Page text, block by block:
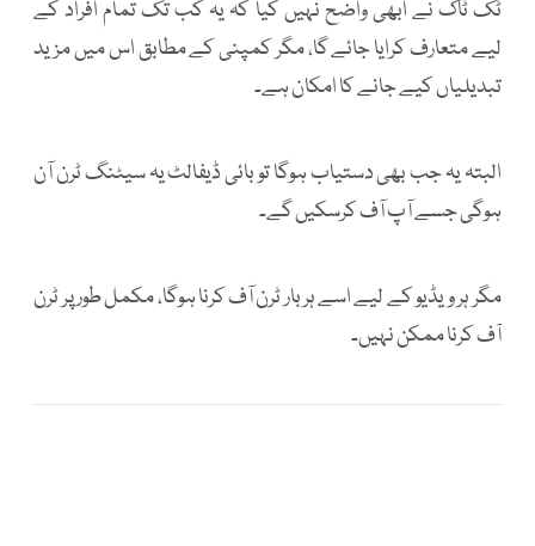
ٹک ٹاک نے ابھی واضح نہیں کیا کہ یہ کب تک تمام افراد کے
لیے متعارف کرایا جائے گا، مگر کمپنی کے مطابق اس میں مزید
تبدیلیاں کیے جانے کا امکان ہے۔
البتہ یہ جب بھی دستیاب ہوگا تو بائی ڈیفالٹ یہ سیٹنگ ٹرن آن
ہوگی جسے آپ آف کرسکیں گے۔
مگر ہر ویڈیو کے لیے اسے ہر بار ٹرن آف کرنا ہوگا، مکمل طور پر ٹرن
آف کرنا ممکن نہیں۔